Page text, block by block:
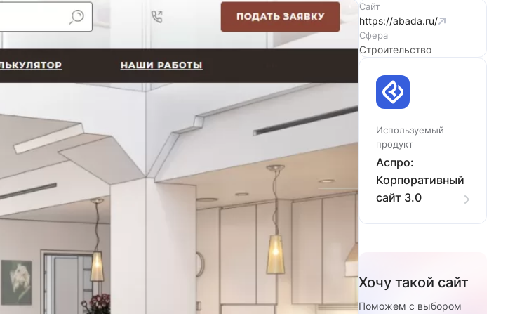
Сайт
https://abada.ru/
Сфера
Строительство
Используемый
продукт
Аспро:
Корпоративный
сайт 3.0
Хочу такой сайт
Поможем с выбором